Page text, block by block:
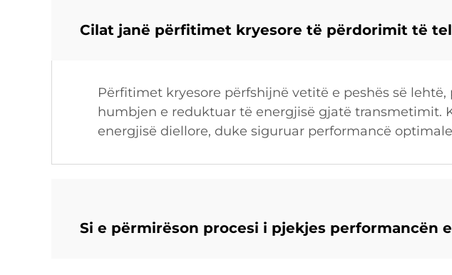
Cilat janë përfitimet kryesore të përdorimit të
Përfitimet kryesore përfshijnë vetitë e peshës së
humbjen e reduktuar të energjisë gjatë transmetimit.
energjisë diellore, duke siguruar performancë
Si e përmirëson procesi i pjekjes performancën